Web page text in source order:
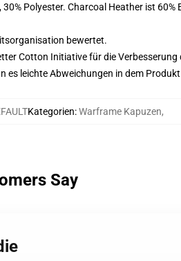
Polyester. Charcoal Heather ist 60%
bewertet.
Cotton Initiative für die
es leichte Abweichungen in dem
Kategorien:Warframe Kapuzen,
Say